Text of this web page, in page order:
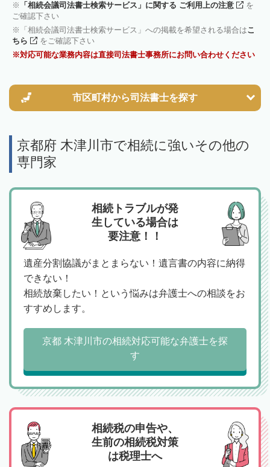
「相続会議司法書士検索サービス」に関する ご利用上の注意
を
ご確認下さい
「相続会議司法書士検索サービス」への掲載を希望される場合はこ
ちら
をご確認下さい
対応可能な業務内容は直接司法書士事務所にお問い合わせください
市区町村から司法書士を探す
京都府 木津川市で相続に強いその他の
専門家
相続トラブルが発
生している場合は
要注意！！
遺産分割協議がまとまらない！遺言書の内容に納得
できない！
相続放棄したい！という悩みは弁護士への相談をお
すすめします。
京都 木津川市の相続対応可能な弁護士を探
す
相続税の申告や、
生前の相続税対策
は税理士へ